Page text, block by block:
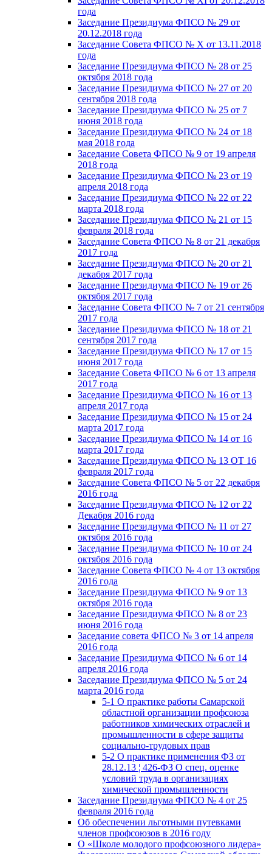
года
Заседание Президиума ФПСО № 29 от
20.12.2018 года
Заседание Совета ФПСО № X от 13.11.2018
года
Заседание Президиума ФПСО № 28 от 25
октября 2018 года
Заседание Президиума ФПСО № 27 от 20
сентября 2018 года
Заседание Президиума ФПСО № 25 от 7
июня 2018 года
Заседание Президиума ФПСО № 24 от 18
мая 2018 года
Заседание Совета ФПСО № 9 от 19 апреля
2018 года
Заседание Президиума ФПСО № 23 от 19
апреля 2018 года
Заседание Президиума ФПСО № 22 от 22
марта 2018 года
Заседание Президиума ФПСО № 21 от 15
февраля 2018 года
Заседание Совета ФПСО № 8 от 21 декабря
2017 года
Заседание Президиума ФПСО № 20 от 21
декабря 2017 года
Заседание Президиума ФПСО № 19 от 26
октября 2017 года
Заседание Совета ФПСО № 7 от 21 сентября
2017 года
Заседание Президиума ФПСО № 18 от 21
сентября 2017 года
Заседание Президиума ФПСО № 17 от 15
июня 2017 года
Заседание Совета ФПСО № 6 от 13 апреля
2017 года
Заседание Президиума ФПСО № 16 от 13
апреля 2017 года
Заседание Президиума ФПСО № 15 от 24
марта 2017 года
Заседание Президиума ФПСО № 14 от 16
марта 2017 года
Заседание Президиума ФПСО № 13 ОТ 16
февраля 2017 года
Заседание Совета ФПСО № 5 от 22 декабря
2016 года
Заседание Президиума ФПСО № 12 от 22
Декабря 2016 года
Заседание Президиума ФПСО № 11 от 27
октября 2016 года
Заседание Президиума ФПСО № 10 от 24
октября 2016 года
Заседание Совета ФПСО № 4 от 13 октября
2016 года
Заседание Президиума ФПСО № 9 от 13
октября 2016 года
Заседание Президиума ФПСО № 8 от 23
июня 2016 года
Заседание совета ФПСО № 3 от 14 апреля
2016 года
Заседание Президиума ФПСО № 6 от 14
апреля 2016 года
Заседание Президиума ФПСО № 5 от 24
марта 2016 года
5-1 О практике работы Самарской
областной организации профсоюза
работников химических отраслей и
промышленности в сфере защиты
социально-трудовых прав
5-2 О практике применения ФЗ от
28.12.13 ¦ 426-ФЗ О спец. оценке
условий труда в организациях
химической промышленности
Заседание Президиума ФПСО № 4 от 25
февраля 2016 года
Об обеспечении льготными путевками
членов профсоюзов в 2016 году
О «Школе молодого профсоюзного лидера»